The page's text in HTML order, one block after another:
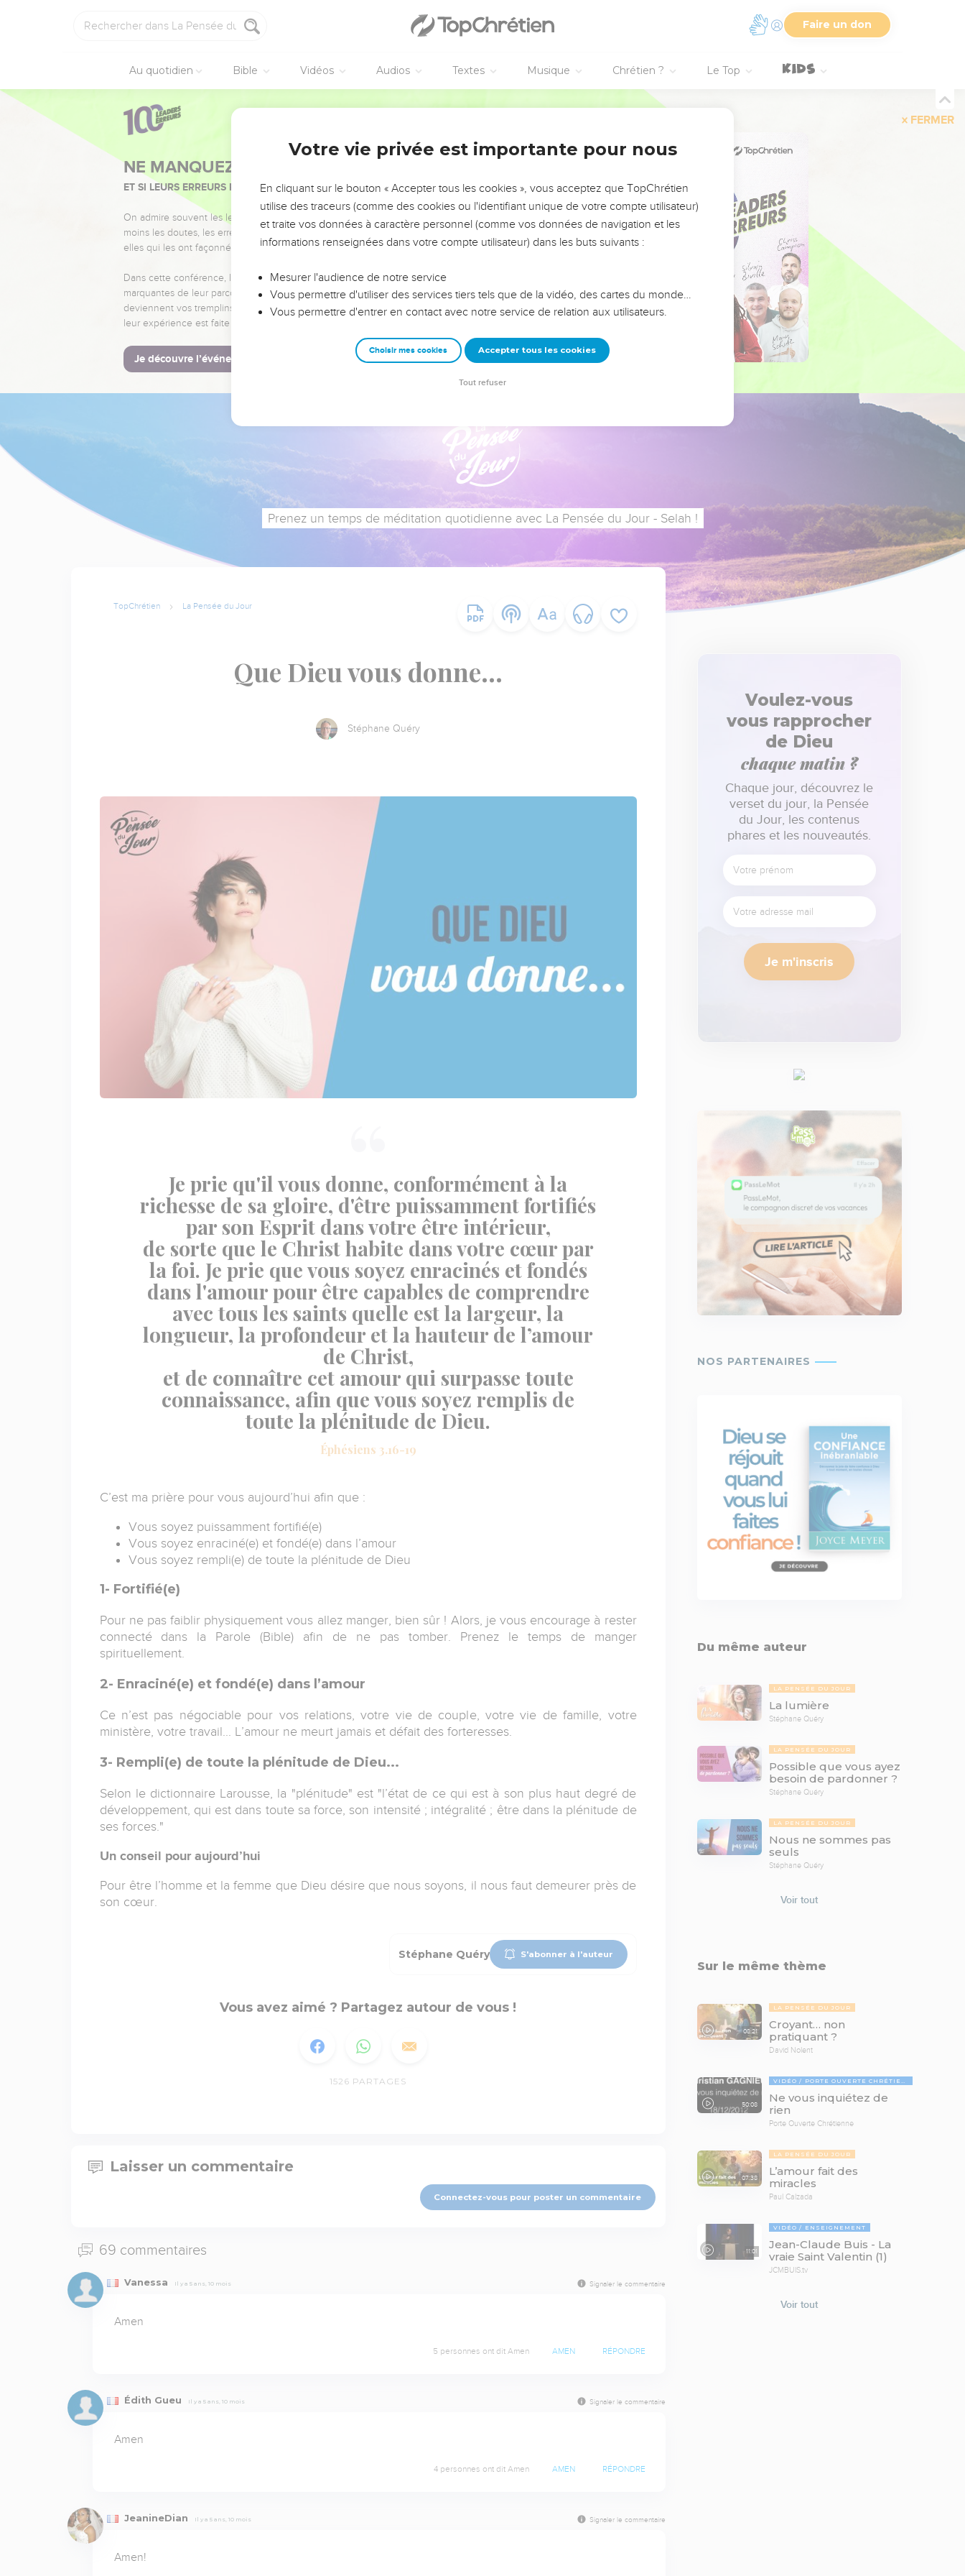
Faire un don
Au quotidien Bible Vidéos Audios Textes Musique Chrétien ? Le Top
FERMER
NE MANQUEZ PAS L’ÉVÉNEMENT DE L’ANNÉE !
ET SI LEURS ERREURS POUVAIENT VOUS ÉVITER LES VOTRES ?
On admire souvent les leaders pour leurs réussites, leur impact, leur foi ou leur vision. Mais on voit
moins les doutes, les erreurs et les saisons difficiles qu'ils ont traversés, alors même que ce sont
elles qui les ont façonnés.
Dans cette conférence, leaders, entrepreneurs, et responsables reviennent sur les erreurs
marquantes de leur parcours et les clés pour avancer avec plus de sagesse afin que leurs erreurs
deviennent vos tremplins. Que vous guidiez un ministère, une équipe, un groupe ou une famille,
leur expérience est faite pour vous.
Je découvre l’événement
Prenez un temps de méditation quotidienne avec La Pensée du Jour - Selah !
TopChrétien La Pensée du Jour
Que Dieu vous donne...
Stéphane Quéry
Je prie qu'il vous donne, conformément à la
richesse de sa gloire, d'être puissamment fortifiés
par son Esprit dans votre être intérieur,
de sorte que le Christ habite dans votre cœur par
la foi. Je prie que vous soyez enracinés et fondés
dans l'amour pour être capables de comprendre
avec tous les saints quelle est la largeur, la
longueur, la profondeur et la hauteur de l’amour
de Christ,
et de connaître cet amour qui surpasse toute
connaissance, afin que vous soyez remplis de
toute la plénitude de Dieu.
Éphésiens 3.16-19
C’est ma prière pour vous aujourd’hui afin que :
Vous soyez puissamment fortifié(e)
Vous soyez enraciné(e) et fondé(e) dans l’amour
Vous soyez rempli(e) de toute la plénitude de Dieu
1- Fortifié(e)
Pour ne pas faiblir physiquement vous allez manger, bien sûr ! Alors, je vous encourage à rester
connecté dans la Parole (Bible) afin de ne pas tomber. Prenez le temps de manger
spirituellement.
2- Enraciné(e) et fondé(e) dans l’amour
Ce n’est pas négociable pour vos relations, votre vie de couple, votre vie de famille, votre
ministère, votre travail... L’amour ne meurt jamais et défait des forteresses.
3- Rempli(e) de toute la plénitude de Dieu...
Selon le dictionnaire Larousse, la "plénitude" est "l’état de ce qui est à son plus haut degré de
développement, qui est dans toute sa force, son intensité ; intégralité ; être dans la plénitude de
ses forces."
Un conseil pour aujourd’hui
Pour être l’homme et la femme que Dieu désire que nous soyons, il nous faut demeurer près de
son cœur.
Stéphane Quéry S'abonner à l'auteur
Vous avez aimé ? Partagez autour de vous !
1526 PARTAGES
Laisser un commentaire
Connectez-vous pour poster un commentaire
69 commentaires
Vanessa Il y a 5 ans, 10 mois Signaler le commentaire
Amen
5 personnes ont dit Amen AMEN RÉPONDRE
Édith Gueu Il y a 5 ans, 10 mois Signaler le commentaire
Amen
4 personnes ont dit Amen AMEN RÉPONDRE
JeanineDian Il y a 5 ans, 10 mois Signaler le commentaire
Amen!
Voulez-vous
vous rapprocher
de Dieu
chaque matin ?
Chaque jour, découvrez le
verset du jour, la Pensée
du Jour, les contenus
phares et les nouveautés.
Je m'inscris
Du même auteur
LA PENSÉE DU JOUR
La lumière
Stéphane Quéry
LA PENSÉE DU JOUR
Possible que vous ayez
besoin de pardonner ?
Stéphane Quéry
LA PENSÉE DU JOUR
Nous ne sommes pas
seuls
Stéphane Quéry
Voir tout
Sur le même thème
08:21
LA PENSÉE DU JOUR
Croyant… non
pratiquant ?
David Nolent
50:08
VIDÉO PORTE OUVERTE CHRÉTIENNE
Ne vous inquiétez de
rien
Porte Ouverte Chrétienne
07:38
LA PENSÉE DU JOUR
L’amour fait des
miracles
Paul Calzada
11:01
VIDÉO ENSEIGNEMENT
Jean-Claude Buis - La
vraie Saint Valentin (1)
JCMBUIS.tv
Voir tout
Votre vie privée est importante pour nous
En cliquant sur le bouton « Accepter tous les cookies », vous acceptez que TopChrétien
utilise des traceurs (comme des cookies ou l'identifiant unique de votre compte utilisateur)
et traite vos données à caractère personnel (comme vos données de navigation et les
informations renseignées dans votre compte utilisateur) dans les buts suivants :
Mesurer l'audience de notre service
Vous permettre d'utiliser des services tiers tels que de la vidéo, des cartes du monde…
Vous permettre d'entrer en contact avec notre service de relation aux utilisateurs.
Choisir mes cookies Accepter tous les cookies
Tout refuser